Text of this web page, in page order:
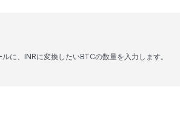
ルに、INRに変換したいBTCの数量を入力します。